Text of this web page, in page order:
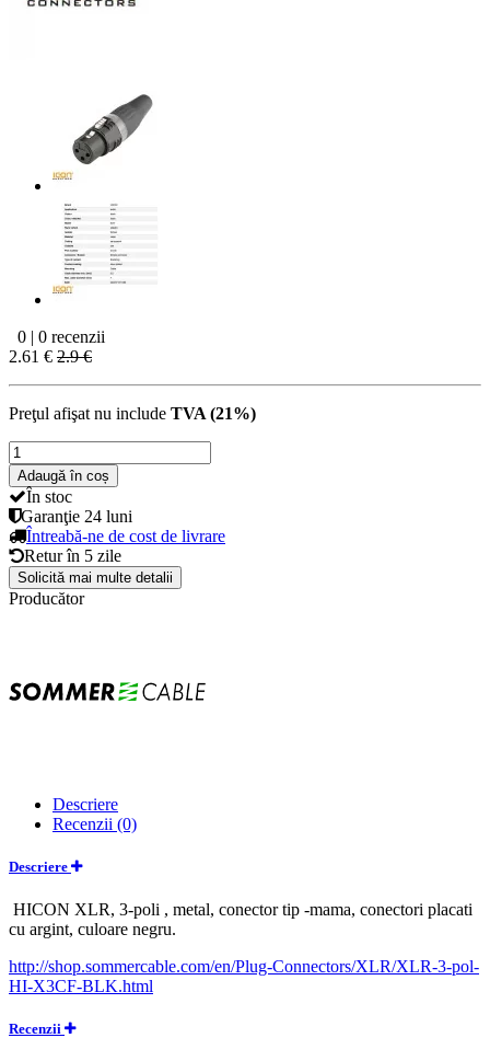
0 | 0 recenzii
2.61 € 2.9 €
Preţul afişat nu include TVA (21%)
Adaugă în coș
În stoc
Garanţie 24 luni
Întreabă-ne de cost de livrare
Retur în 5 zile
Solicită mai multe detalii
Producător
Descriere
Recenzii (0)
Descriere
HICON XLR, 3-poli , metal, conector tip -mama, conectori placati
cu argint, culoare negru.
http://shop.sommercable.com/en/Plug-Connectors/XLR/XLR-3-pol-
HI-X3CF-BLK.html
Recenzii